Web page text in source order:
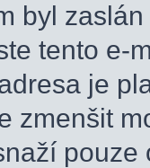
byl
tento e-
je
zmenšit